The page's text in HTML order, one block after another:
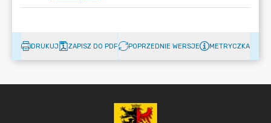
DRUKUJ ZAPISZ DO PDF POPRZEDNIE WERSJE METRYCZKA